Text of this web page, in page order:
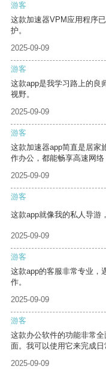
游客
这款加速器VPM应用程序
护。
2025-09-09
游客
这款app是我学习路上的良
视野。
2025-09-09
游客
这款加速器app简直是居家
作办公，都能畅享高速网络
2025-09-09
游客
这款app就像我的私人导游
2025-09-09
游客
这款app的客服非常专业，
作。
2025-09-09
游客
这款办公软件的功能非常
面。我可以使用它来完成日
2025-09-09